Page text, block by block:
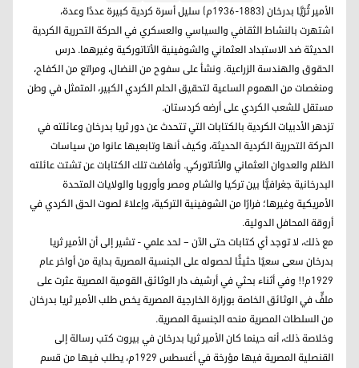
الأمير ثُرَيَّا بدرخان (1883-1936م) سليل أسرة كردية كبيرة عددًا وعدة،
اشتهرت بالنشاط الثقافي والسياسي والعسكري في الحركة التحررية الكردية
الحديثة ضد الاستبداد العثماني والشوفينية الأتاتوركية وغيرهما. درس
الحقوق والهندسة الزراعية. ونشأ على سفوح من النضال، ومراتع من الكفاح،
ومنغصات من الهموم الساعية لتحقيق الحلم الكردي الكبير، المتمثل في وطن
مستقل للشعب الكردي على أرضه كردستان.
تزدهر الأدبيات الكردية بالكتابات التي تتحدث عن دور ثريا بدرخان وعائلته في
الحركة التحررية الكردية الحديثة، وكيف أنها وتابعيها عانوا من سياسات
الظلم والعدوان العثماني والأتاتوركي. وأفاضت تلك الكتابات عن تشتت عائلته
البدرخانية جغرافيًّا بين تركيا والشام ومصر وأوروبا والولايات المتحدة
الأمريكية وغيرها؛ فرارًا من الشوفينية التركية، وإعلاءً لصوت الحق الكردي في
أروقة المحافل الدولية.
مع ذلك، لا توجد أي كتابات حتى الآن – لحد علمي - تشير إلى أن الأمير ثريا
بدرخان سعى سعيًا حثيثًا لحصوله على الجنسية المصرية بداية من أواخر عام
1929م!! وفي أثناء بحثي في أرشيف دار الوثائق القومية المصرية عثرت على
ملفٍّ في الوثائق الخاصة بوزارة الخارجية المصرية يخص طلب الأمير ثريا بدرخان
من السلطات المصرية منحه الجنسية المصرية.
وخلاصة ذلك، أنه حينما كان الأمير ثريا بدرخان في بيروت كتب رسالة إلى
القنصلية المصرية فيها مؤرخة في أغسطس 1929م، يطلب فيها من قسم